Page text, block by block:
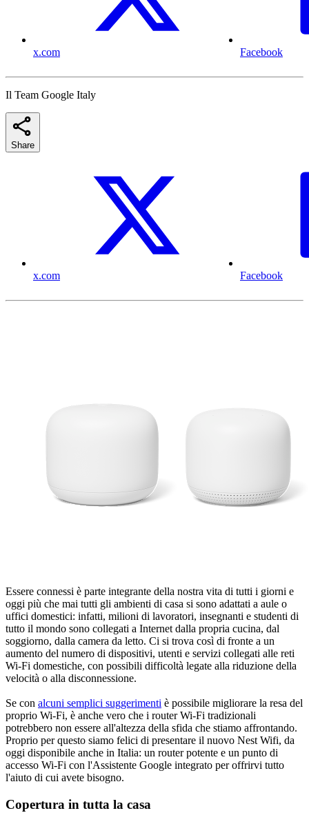
x.com Facebook
Il Team Google Italy
Share
x.com Facebook
Essere connessi è parte integrante della nostra vita di tutti i giorni e
oggi più che mai tutti gli ambienti di casa si sono adattati a aule o
uffici domestici: infatti, milioni di lavoratori, insegnanti e studenti di
tutto il mondo sono collegati a Internet dalla propria cucina, dal
soggiorno, dalla camera da letto. Ci si trova così di fronte a un
aumento del numero di dispositivi, utenti e servizi collegati alle reti
Wi-Fi domestiche, con possibili difficoltà legate alla riduzione della
velocità o alla disconnessione.
Se con alcuni semplici suggerimenti è possibile migliorare la resa del
proprio Wi-Fi, è anche vero che i router Wi-Fi tradizionali
potrebbero non essere all'altezza della sfida che stiamo affrontando.
Proprio per questo siamo felici di presentare il nuovo Nest Wifi, da
oggi disponibile anche in Italia: un router potente e un punto di
accesso Wi-Fi con l'Assistente Google integrato per offrirvi tutto
l'aiuto di cui avete bisogno.
Copertura in tutta la casa